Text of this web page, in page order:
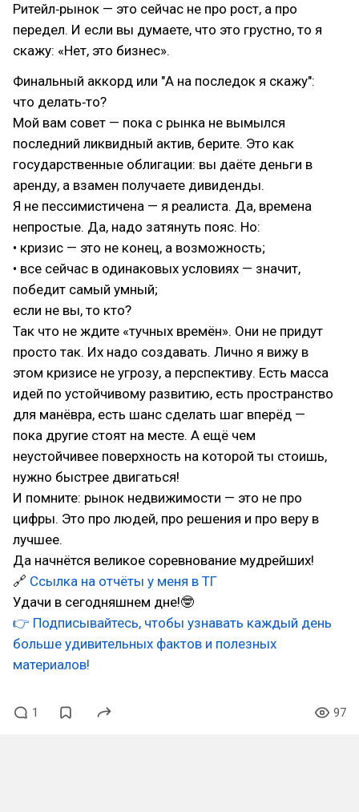
Ритейл‑рынок — это сейчас не про рост, а про
передел. И если вы думаете, что это грустно, то я
скажу: «Нет, это бизнес».
Финальный аккорд или "А на последок я скажу":
что делать‑то?
Мой вам совет — пока с рынка не вымылся
последний ликвидный актив, берите. Это как
государственные облигации: вы даёте деньги в
аренду, а взамен получаете дивиденды.
Я не пессимистичена — я реалиста. Да, времена
непростые. Да, надо затянуть пояс. Но:
• кризис — это не конец, а возможность;
• все сейчас в одинаковых условиях — значит,
победит самый умный;
если не вы, то кто?
Так что не ждите «тучных времён». Они не придут
просто так. Их надо создавать. Лично я вижу в
этом кризисе не угрозу, а перспективу. Есть масса
идей по устойчивому развитию, есть пространство
для манёвра, есть шанс сделать шаг вперёд —
пока другие стоят на месте. А ещё чем
неустойчивее поверхность на которой ты стоишь,
нужно быстрее двигаться!
И помните: рынок недвижимости — это не про
цифры. Это про людей, про решения и про веру в
лучшее.
Да начнётся великое соревнование мудрейших!
🔗 Ссылка на отчёты у меня в ТГ
Удачи в сегодняшнем дне!🤓
👉 Подписывайтесь, чтобы узнавать каждый день
больше удивительных фактов и полезных
материалов!
1 97